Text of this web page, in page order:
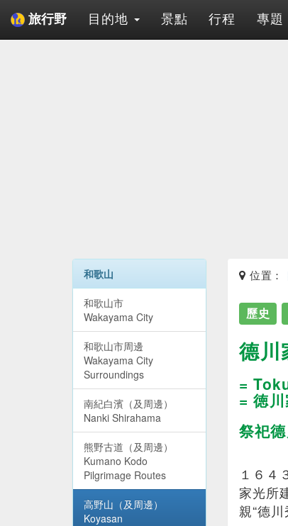
旅行野 目的地 景點 行程 專題
和歌山
和歌山市
Wakayama City
和歌山市周邊
Wakayama City
Surroundings
南紀白濱（及周邊）
Nanki Shirahama
熊野古道（及周邊）
Kumano Kodo
Pilgrimage Routes
高野山（及周邊）
Koyasan
位置：
歷史
德川
=
= 徳
祭祀
１６４
家光所
親“德川